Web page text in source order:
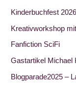
a
c
h
:
Kinderbuchfest 2026
Kreativworkshop
Fanfiction SciFi
Gastartikel Michael
Blogparade2025 –